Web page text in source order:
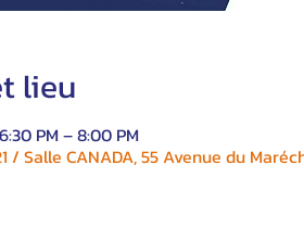
lieu
PM – 8:00 PM
/ Salle CANADA, 55 Avenue du